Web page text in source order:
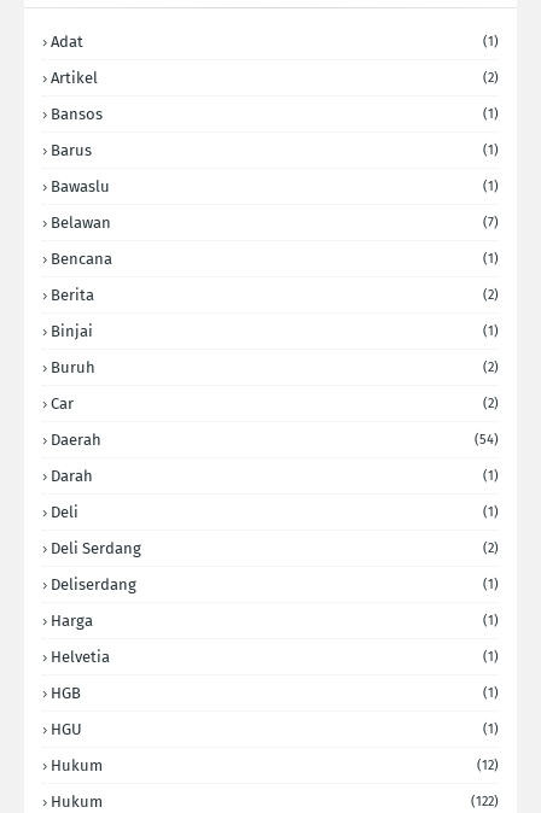
Adat (1)
Artikel (2)
Bansos (1)
Barus (1)
Bawaslu (1)
Belawan (7)
Bencana (1)
Berita (2)
Binjai (1)
Buruh (2)
Car (2)
Daerah (54)
Darah (1)
Deli (1)
Deli Serdang (2)
Deliserdang (1)
Harga (1)
Helvetia (1)
HGB (1)
HGU (1)
Hukum (12)
Hukum (122)